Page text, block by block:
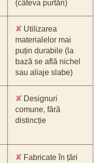
(câteva purtări)
✘ Utilizarea
materialelor mai
puțin durabile (la
bază se află nichel
sau aliaje slabe)
✘ Designuri
comune, fără
distincție
✘ Fabricate în țări